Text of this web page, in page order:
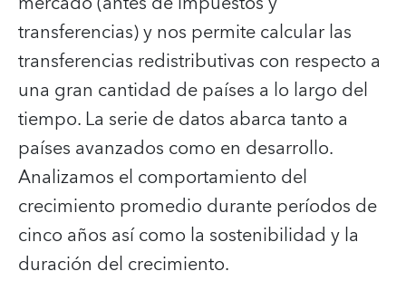
transferencias) y nos permite calcular las
transferencias redistributivas con respecto a
una gran cantidad de países a lo largo del
tiempo. La serie de datos abarca tanto a
países avanzados como en desarrollo.
Analizamos el comportamiento del
crecimiento promedio durante períodos de
cinco años así como la sostenibilidad y la
duración del crecimiento.